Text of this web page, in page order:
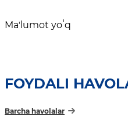
Maʼlumot yoʻq
FOYDALI
Barcha havolalar